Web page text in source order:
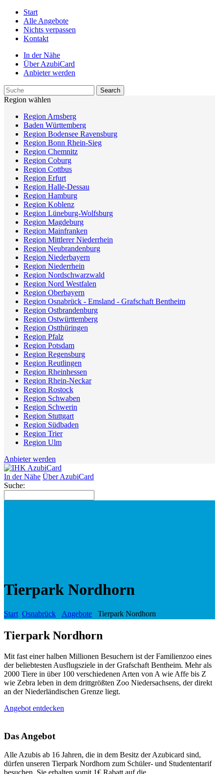
Start
Alle Angebote
Nichts verpassen
Kontakt
In der Nähe
Über AzubiCard
Anbieter werden
Region wählen
Region Arnsberg
Baden Württemberg
Region Bodensee Ravensburg
Region Bonn Rhein-Sieg
Region Chemnitz
Region Coburg
Region Cottbus
Region Erfurt
Region Halle-Dessau
Region Hamburg
Region Koblenz
Region Lüneburg-Wolfsburg
Region Magdeburg
Region Mainfranken
Region Mittlerer Niederrhein
Region Neubrandenburg
Region Niederbayern
Region Niederrhein
Region Nordschwarzwald
Region Nord Westfalen
Region Oberbayern
Region Osnabrück - Emsland - Grafschaft Bentheim
Region Ostbrandenburg
Region Ostwürttemberg
Region Ostthüringen
Region Pfalz
Region Potsdam
Region Regensburg
Region Reutlingen
Region Rheinhessen
Region Rhein-Neckar
Region Rostock
Region Schwaben
Region Schwerin
Region Stuttgart
Region Südbaden
Region Trier
Region Ulm
Anbieter werden
In der Nähe Über AzubiCard
Suche:
Tierpark Nordhorn
Start Osnabrück Angebote Tierpark Nordhorn
Tierpark Nordhorn
Mit fast einer halben Millionen Besuchern ist der Familienzoo eines
der beliebtesten Ausflugsziele in der Grafschaft Bentheim. Mehr als
2000 Tiere in über 100 verschiedenen Arten von A wie Affe bis Z
wie Zebra leben in dem drittgrößten Zoo Niedersachsens, der direkt
an der Niederländischen Grenze liegt.
Angebot entdecken
Das Angebot
Alle Azubis ab 16 Jahren, die in dem Besitz der Azubicard sind,
dürfen unseren Tierpark Nordhorn zum Schüler- und Studententarif